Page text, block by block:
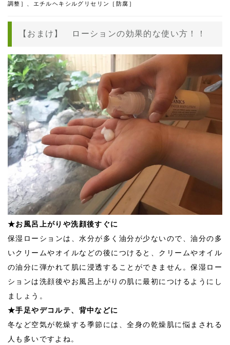
調整］、エチルヘキシルグリセリン［防腐］
【おまけ】 ローションの効果的な使い方！！
★お風呂上がりや洗顔後すぐに
保湿ローションは、水分が多く油分が少ないので、油分の多
いクリームやオイルなどの後につけると、クリームやオイル
の油分に弾かれて肌に浸透することができません。保湿ロー
ションは洗顔後やお風呂上がりの肌に最初につけるようにし
ましょう。
★手足やデコルテ、背中などに
冬など空気が乾燥する季節には、全身の乾燥肌に悩まされる
人も多いですよね。